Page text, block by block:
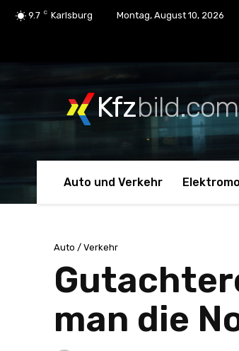
9.7 C Karlsburg Montag, August 10, 2026
Kfzbild.com
Auto und Verkehr
Auto / Verkehr
man die